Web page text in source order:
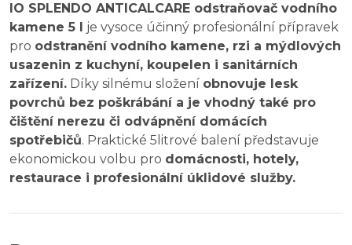
IO SPLENDO ANTICALCARE odstraňovač vodního
kamene 5 l je vysoce účinný profesionální přípravek
pro odstranění vodního kamene, rzi a mýdlových
usazenin z kuchyní, koupelen i sanitárních
zařízení. Díky silnému složení obnovuje lesk
povrchů bez poškrábání a je vhodný také pro
čištění nerezu či odvápnění domácích
spotřebičů. Praktické 5litrové balení představuje
ekonomickou volbu pro domácnosti, hotely,
restaurace i profesionální úklidové služby.